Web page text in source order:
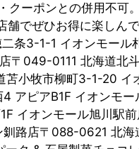
クーポンとの併用不可
でぜひお得に楽しん
条3-1-1 イオンモール
〒049-0111 北海道北
小牧市柳町3-1-20 イ
アピアB1F イオンモ
イオンモール旭川駅
路店〒088-0621 北海